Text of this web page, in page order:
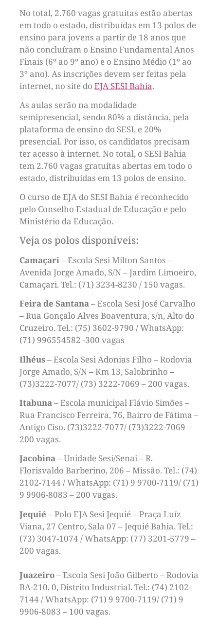
No total, 2.760 vagas gratuitas estão abertas
em todo o estado, distribuídas em 13 polos de
ensino para jovens a partir de 18 anos que
não concluíram o Ensino Fundamental Anos
Finais (6º ao 9º ano) e o Ensino Médio (1º ao
3º ano). As inscrições devem ser feitas pela
internet, no site do EJA SESI Bahia.
As aulas serão na modalidade
semipresencial, sendo 80% a distância, pela
plataforma de ensino do SESI, e 20%
presencial. Por isso, os candidatos precisam
ter acesso à internet. No total, o SESI Bahia
tem 2.760 vagas gratuitas abertas em todo o
estado, distribuídas em 13 polos de ensino.
O curso de EJA do SESI Bahia é reconhecido
pelo Conselho Estadual de Educação e pelo
Ministério da Educação.
Veja os polos disponíveis:
Camaçari– Escola Sesi Milton Santos –
Avenida Jorge Amado, S/N – Jardim Limoeiro,
Camaçari. Tel.: (71) 3234-8230 / 150 vagas.
Feira de Santana– Escola Sesi José Carvalho
– Rua Gonçalo Alves Boaventura, s/n, Alto do
Cruzeiro. Tel.: (75) 3602-9790 / WhatsApp:
(71) 996554582 -300 vagas
Ilhéus– Escola Sesi Adonias Filho – Rodovia
Jorge Amado, S/N – Km 13, Salobrinho –
(73)3222-7077/ (73) 3222-7069 – 200 vagas.
Itabuna– Escola municipal Flávio Simões –
Rua Francisco Ferreira, 76, Bairro de Fátima –
Antigo Ciso. (73)3222-7077/ (73)3222-7069 –
200 vagas.
Jacobina– Unidade Sesi/Senai – R.
Florisvaldo Barberino, 206 – Missão. Tel.: (74)
2102-7144 / WhatsApp: (71) 9 9700-7119/ (71)
9 9906-8083 – 200 vagas.
Jequié – Polo EJA Sesi Jequié – Praça Luíz
Viana, 27 Centro, Sala 07 – Jequié Bahia. Tel.:
(73) 3047-1074 / WhatsApp: (77) 3201-5779 –
200 vagas.
Juazeiro– Escola Sesi João Gilberto – Rodovia
BA-210, 0, Distrito Industrial. Tel.: (74) 2102-
7144 / WhatsApp: (71) 9 9700-7119/ (71) 9
9906-8083 – 100 vagas.